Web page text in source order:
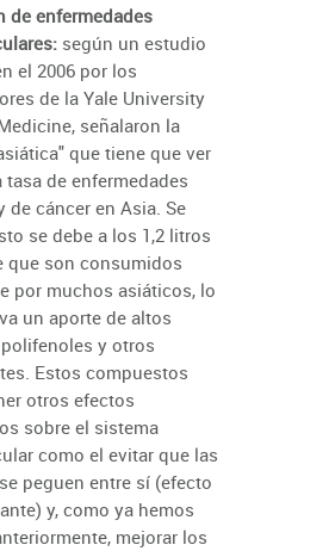
de enfermedades
según un estudio
el 2006 por los
de la Yale University
señalaron la
que tiene que ver
tasa de enfermedades
de cáncer en Asia. Se
se debe a los 1,2 litros
que son consumidos
por muchos asiáticos, lo
un aporte de altos
y otros
Estos compuestos
otros efectos
sobre el sistema
como el evitar que las
peguen entre sí (efecto
y, como ya hemos
mejorar los